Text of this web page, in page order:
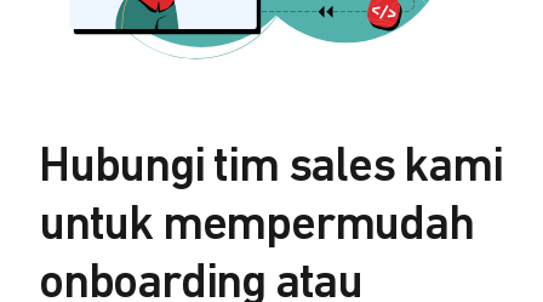
Hubungi tim sales kami
untuk mempermudah
onboarding atau